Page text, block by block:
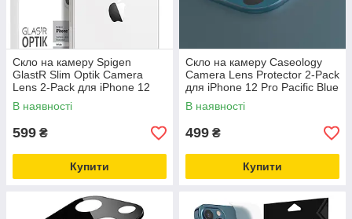
Скло на камеру Spigen
GlastR Slim Optik Camera
Lens 2-Pack для iPhone 12
White (AGL02469)
В наявності
599 ₴
Купити
Скло на камеру Caseology
Camera Lens Protector 2-Pack
для iPhone 12 Pro Paсific Blue
(AGL02567)
В наявності
499 ₴
Купити